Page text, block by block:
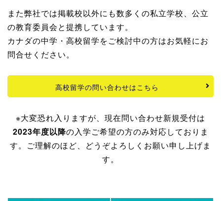
また弊社では掲載校以外にも数多くの私立学校、公立
の教育委員会と提携しています。
カナダの中学・高校留学をご検討中の方はお気軽にお
問合せください。
高校留学の問い合わせはこちら
※大変恐れ入りますが、現在問い合わせ新規受付は
2023年度以降の入学ご希望の方のみ対応しておりま
す。ご理解のほど、どうぞよろしくお願い申し上げま
す。